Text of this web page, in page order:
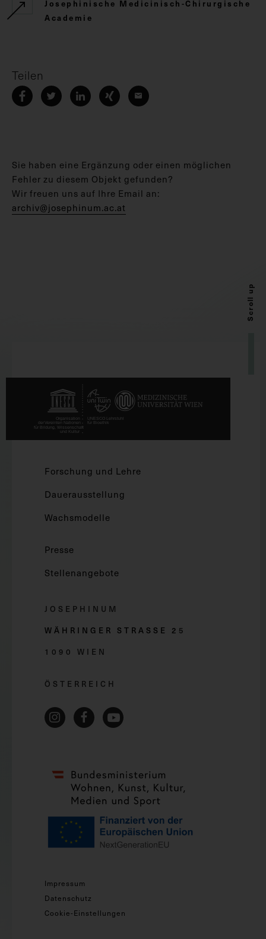
Josephinische Medicinisch-Chirurgische
Academie
Teilen
Sie haben eine Ergänzung oder einen möglichen
Fehler zu diesem Objekt gefunden?
Wir freuen uns auf Ihre Email an:
archiv@josephinum.ac.at
Scroll up
Forschung und Lehre
Dauerausstellung
Wachsmodelle
Presse
Stellenangebote
JOSEPHINUM
WÄHRINGER STRASSE 2 5
1090 WIEN
ÖSTERREICH
Impressum
Datenschutz
Cookie-Einstellungen